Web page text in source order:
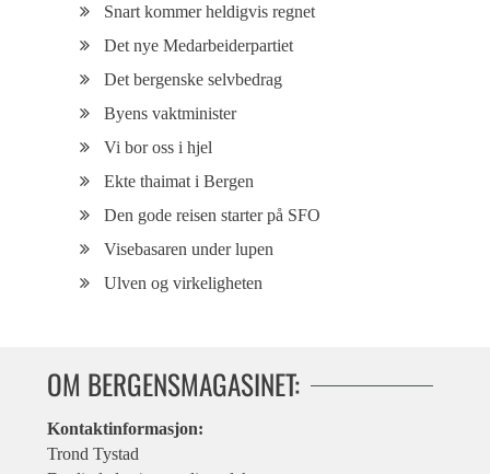
Snart kommer heldigvis regnet
Det nye Medarbeiderpartiet
Det bergenske selvbedrag
Byens vaktminister
Vi bor oss i hjel
Ekte thaimat i Bergen
Den gode reisen starter på SFO
Visebasaren under lupen
Ulven og virkeligheten
OM BERGENSMAGASINET:
Kontaktinformasjon:
Trond Tystad